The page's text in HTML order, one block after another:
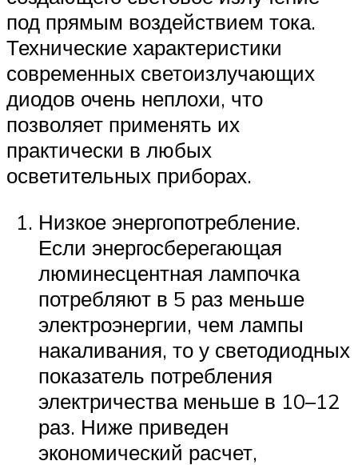
под прямым воздействием тока.
Технические характеристики
современных светоизлучающих
диодов очень неплохи, что
позволяет применять их
практически в любых
осветительных приборах.
Низкое энергопотребление.
Если энергосберегающая
люминесцентная лампочка
потребляют в 5 раз меньше
электроэнергии, чем лампы
накаливания, то у светодиодных
показатель потребления
электричества меньше в 10–12
раз. Ниже приведен
экономический расчет,